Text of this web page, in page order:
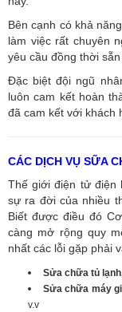
Bên cạnh có khả
làm việc rất chuyên
yêu cầu đồng thời
Đặc biệt đội ngũ
luôn cam kết hoàn
đã cam kết với khách
CÁC DỊCH VỤ SỮA
Thế giới điện tử điện
sự ra đời của nhiều
Biết được điều đó
càng mở rộng quy
nhất các lỗi gặp phải
Sửa chữa tủ
Sửa chữa máy
v.v